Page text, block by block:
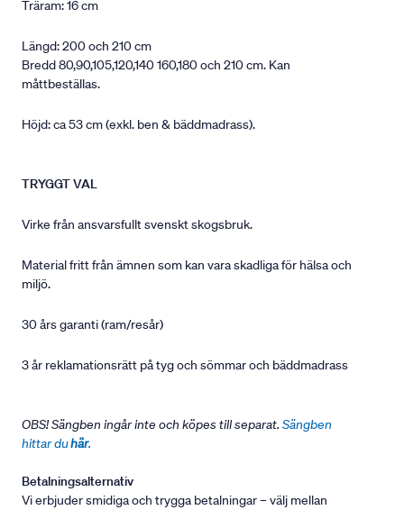
Träram: 16 cm
Längd: 200 och 210 cm
Bredd 80,90,105,120,140 160,180 och 210 cm. Kan
måttbeställas.
Höjd: ca 53 cm (exkl. ben & bäddmadrass).
TRYGGT VAL
Virke från ansvarsfullt svenskt skogsbruk.
Material fritt från ämnen som kan vara skadliga för hälsa och
miljö.
30 års garanti (ram/resår)
3 år reklamationsrätt på tyg och sömmar och bäddmadrass
OBS! Sängben ingår inte och köpes till separat. Sängben
hittar duhär.
Betalningsalternativ
Vi erbjuder smidiga och trygga betalningar – välj mellan